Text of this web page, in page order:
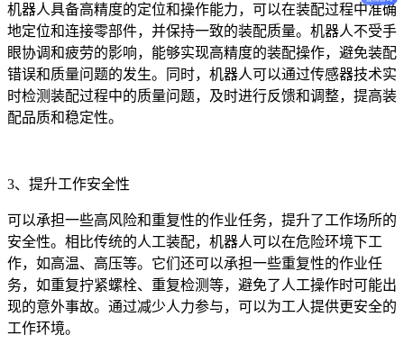
机器人具备高精度的定位和操作能力，可以在装配过程中准确
地定位和连接零部件，并保持一致的装配质量。机器人不受手
眼协调和疲劳的影响，能够实现高精度的装配操作，避免装配
错误和质量问题的发生。同时，机器人可以通过传感器技术实
时检测装配过程中的质量问题，及时进行反馈和调整，提高装
配品质和稳定性。
3、提升工作安全性
可以承担一些高风险和重复性的作业任务，提升了工作场所的
安全性。相比传统的人工装配，机器人可以在危险环境下工
作，如高温、高压等。它们还可以承担一些重复性的作业任
务，如重复拧紧螺栓、重复检测等，避免了人工操作时可能出
现的意外事故。通过减少人力参与，可以为工人提供更安全的
工作环境。